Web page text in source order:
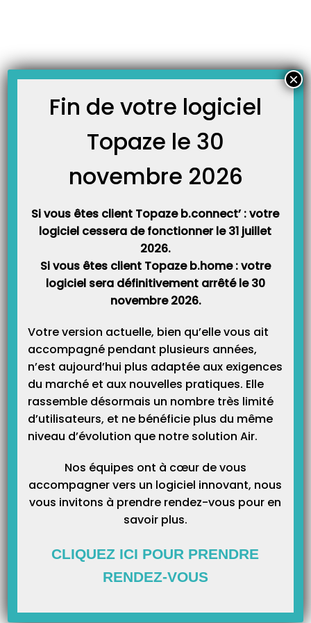
Principe : En plus du forfait de déplacement (IFD) il est possible de facturer
Dans topaze, pour que cette indemnité kilométrique soi prise en compte,…
Catégories
Fin de votre logiciel
Topaze le 30
novembre 2026
Si vous êtes client Topaze b.connect’ : votre
logiciel cessera de fonctionner le 31 juillet
2026.
Si vous êtes client Topaze b.home : votre
logiciel sera définitivement arrêté le 30
novembre 2026.
Votre version actuelle, bien qu’elle vous ait
accompagné pendant plusieurs années,
n’est aujourd’hui plus adaptée aux exigences
du marché et aux nouvelles pratiques. Elle
rassemble désormais un nombre très limité
d’utilisateurs, et ne bénéficie plus du même
niveau d’évolution que notre solution Air.
Nos équipes ont à cœur de vous
accompagner vers un logiciel innovant, nous
vous invitons à prendre rendez-vous pour en
savoir plus.
CLIQUEZ ICI POUR PRENDRE
RENDEZ-VOUS
×